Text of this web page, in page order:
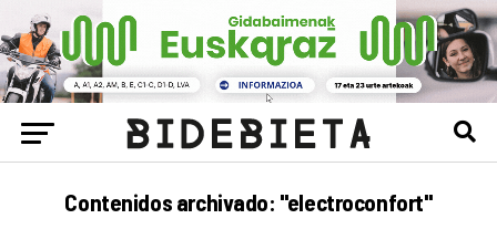
Contenidos archivado: "electroconfort"